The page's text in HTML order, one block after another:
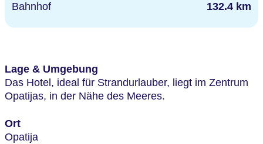
Bahnhof 132.4 km
Lage & Umgebung
Das Hotel, ideal für Strandurlauber, liegt im Zentrum
Opatijas, in der Nähe des Meeres.
Ort
Opatija